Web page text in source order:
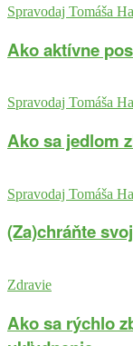
Spravodaj Tomáša
Ako aktívne
Spravodaj Tomáša
Ako sa jedlom
Spravodaj Tomáša
(Za)chráňte
Zdravie
Ako sa rýchlo